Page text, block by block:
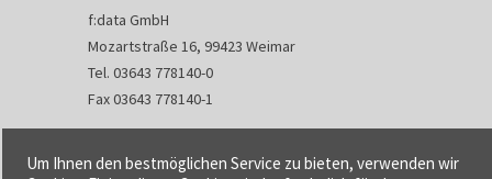
f:data GmbH
Mozartstraße 16, 99423 Weimar
Tel. 03643 778140-0
Fax 03643 778140-1
info@fdata.de
Um Ihnen den bestmöglichen Service zu bieten, verwenden wir